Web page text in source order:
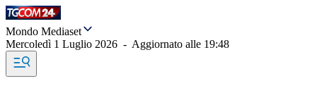
Mondo Mediaset
Mercoledì 1 Luglio 2026 - Aggiornato alle 19:48